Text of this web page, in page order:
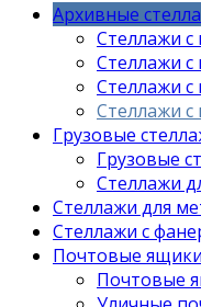
Архивные
Стеллажи
Стеллажи
Стеллажи
Стеллажи
Грузовые
Грузовые
Стеллажи
Стеллажи для
Стеллажи с
Почтовые ящики
Почтовые